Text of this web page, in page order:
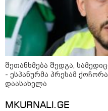
შეთანხმება შედგა,
- ესპანურმა პრესამ
დაასახელა
MKURNALI.GE